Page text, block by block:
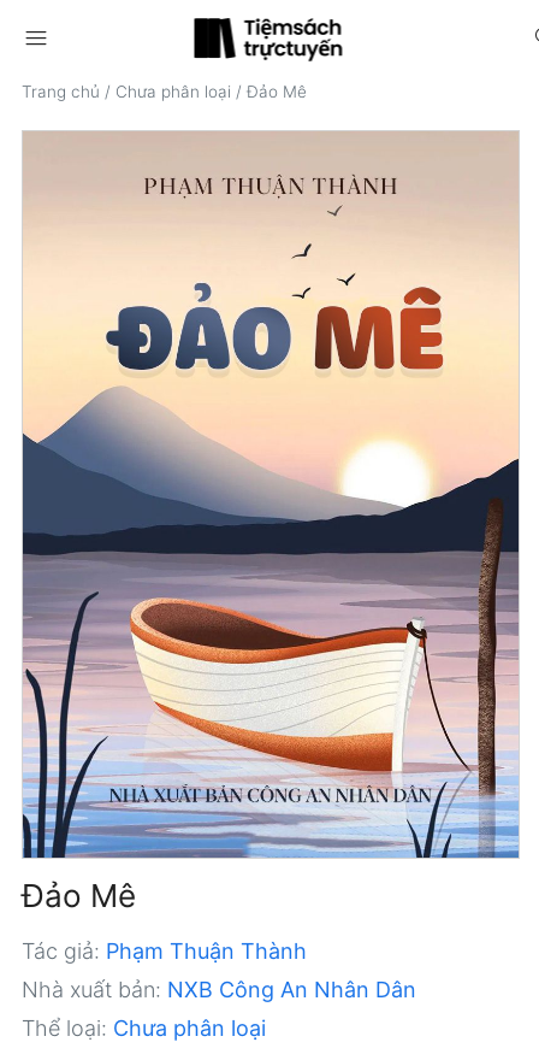
menu
Trang chủ / Chưa phân loại / Đảo Mê
Đảo Mê
Tác giả: Phạm Thuận Thành
Nhà xuất bản: NXB Công An Nhân Dân
Thể loại: Chưa phân loại